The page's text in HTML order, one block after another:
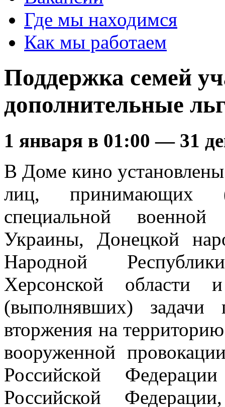
Где мы находимся
Как мы работаем
Поддержка семей
дополнительные
1 января в 01:00 — 31
В Доме кино
лиц, принимающих
специальной
Украины, Донецкой
Народной
Херсонской
(выполнявших) задачи
вторжения на
вооруженной
Российской
Российской